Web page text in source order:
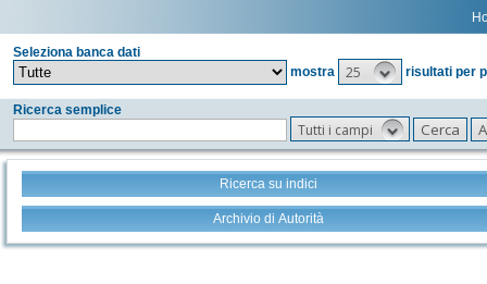
Seleziona banca dati
mostra
25 risultati per
Ricerca semplice
Tutti i campi
Ricerca su indici
Archivio di Autorità